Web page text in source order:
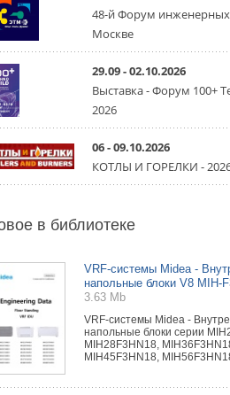
охлаждения для ЦОД
Mitsubishi Electric создаёт в
компанию MEHITS US Inc. ...
31 ИЮЛЯ 2026
США запретили
иностранных
комиссия по связи США
свой специальный перечень
31 ИЮЛЯ 2026
солнечные панели в
30 ИЮЛЯ 2026
Канальные
двигателями Sysimple
Poti
Новинка от Системэйр —
прямоугольный канальный ...
48-й Форум инженерных
Москве
29.09 - 02.10.2026
Выставка - Форум 100+
2026
06 - 09.10.2026
КОТЛЫ И ГОРЕЛКИ -
в библиотеке
VRF-системы Midea -
напольные блоки V8 MIH-
3.63 Mb
VRF-системы Midea -
напольные блоки серии
MIH28F3HN18,
MIH45F3HN18,